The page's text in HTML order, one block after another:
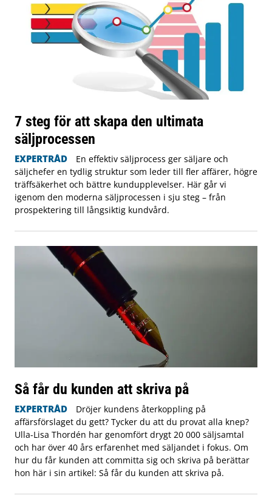
7 steg för att skapa den ultimata
säljprocessen
EXPERTRÅD
En effektiv säljprocess ger säljare och
säljchefer en tydlig struktur som leder till fler affärer, högre
träffsäkerhet och bättre kundupplevelser. Här går vi
igenom den moderna säljprocessen i sju steg – från
prospektering till långsiktig kundvård.
Så får du kunden att skriva på
EXPERTRÅD
Dröjer kundens återkoppling på
affärsförslaget du gett? Tycker du att du provat alla knep?
Ulla-Lisa Thordén har genomfört drygt 20 000 säljsamtal
och har över 40 års erfarenhet med säljandet i fokus. Om
hur du får kunden att committa sig och skriva på berättar
hon här i sin artikel: Så får du kunden att skriva på.